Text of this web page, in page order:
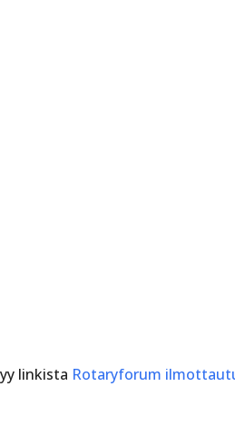
linkista Rotaryforum